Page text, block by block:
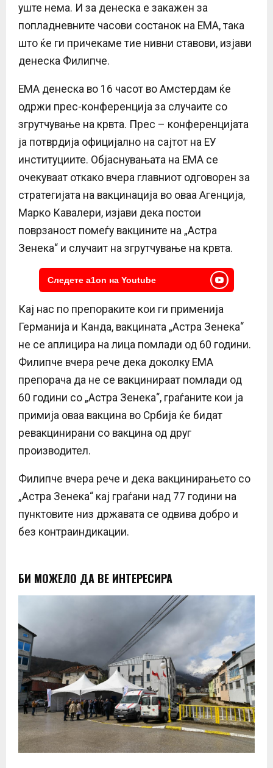
уште нема. И за денеска е закажен за
попладневните часови состанок на ЕМА, така
што ќе ги причекаме тие нивни ставови, изјави
денеска Филипче.
ЕМА денеска во 16 часот во Амстердам ќе
одржи прес-конференција за случаите со
згрутчување на крвта. Прес – конференцијата
ја потврдија официјално на сајтот на ЕУ
институциите. Објаснувањата на ЕМА се
очекуваат откако вчера главниот одговорен за
стратегијата на вакцинација во оваа Агенција,
Марко Кавалери, изјави дека постои
поврзаност помеѓу вакцините на „Астра
Зенека“ и случаит на згрутчување на крвта.
Следете a1on на Youtube
Кај нас по препораките кои ги применија
Германија и Канда, вакцината „Астра Зенека“
не се аплицира на лица помлади од 60 години.
Филипче вчера рече дека доколку ЕМА
препорача да не се вакцинираат помлади од
60 години со „Астра Зенека“, граѓаните кои ја
примија оваа вакцина во Србија ќе бидат
ревакцинирани со вакцина од друг
производител.
Филипче вчера рече и дека вакцинирањето со
„Астра Зенека“ кај граѓани над 77 години на
пунктовите низ државата се одвива добро и
без контраиндикации.
БИ МОЖЕЛО ДА ВЕ ИНТЕРЕСИРА